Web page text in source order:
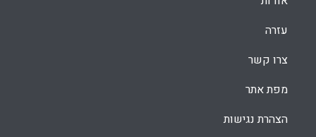
עזרה
צרו קשר
מפת אתר
הצהרת נגישות